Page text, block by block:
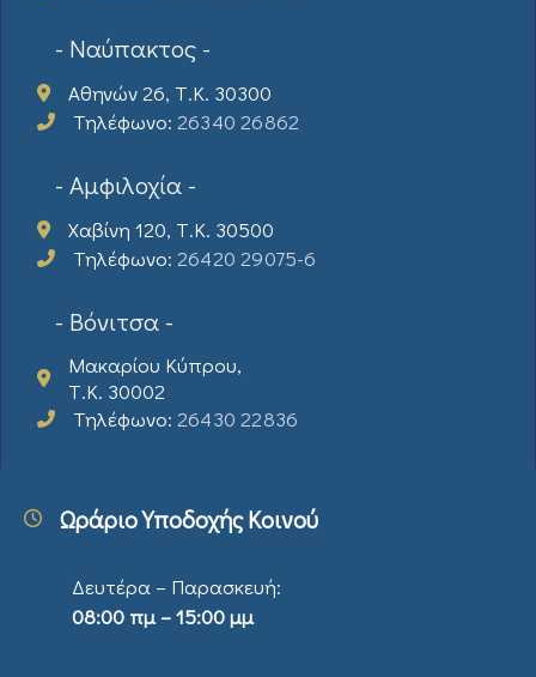
- Ναύπακτος -
Αθηνών 26, Τ.Κ. 30300
Τηλέφωνο: 26340 26862
- Αμφιλοχία -
Χαβίνη 120, Τ.Κ. 30500
Τηλέφωνο: 26420 29075-6
- Βόνιτσα -
Μακαρίου Κύπρου,
Τ.Κ. 30002
Τηλέφωνο: 26430 22836
Ωράριο Υποδοχής Κοινού
Δευτέρα – Παρασκευή:
08:00 πμ – 15:00 μμ